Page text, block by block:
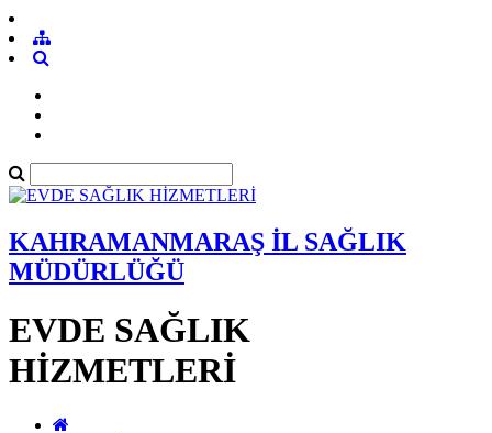
KAHRAMANMARAŞ İL SAĞLIK
MÜDÜRLÜĞÜ
EVDE SAĞLIK
HİZMETLERİ